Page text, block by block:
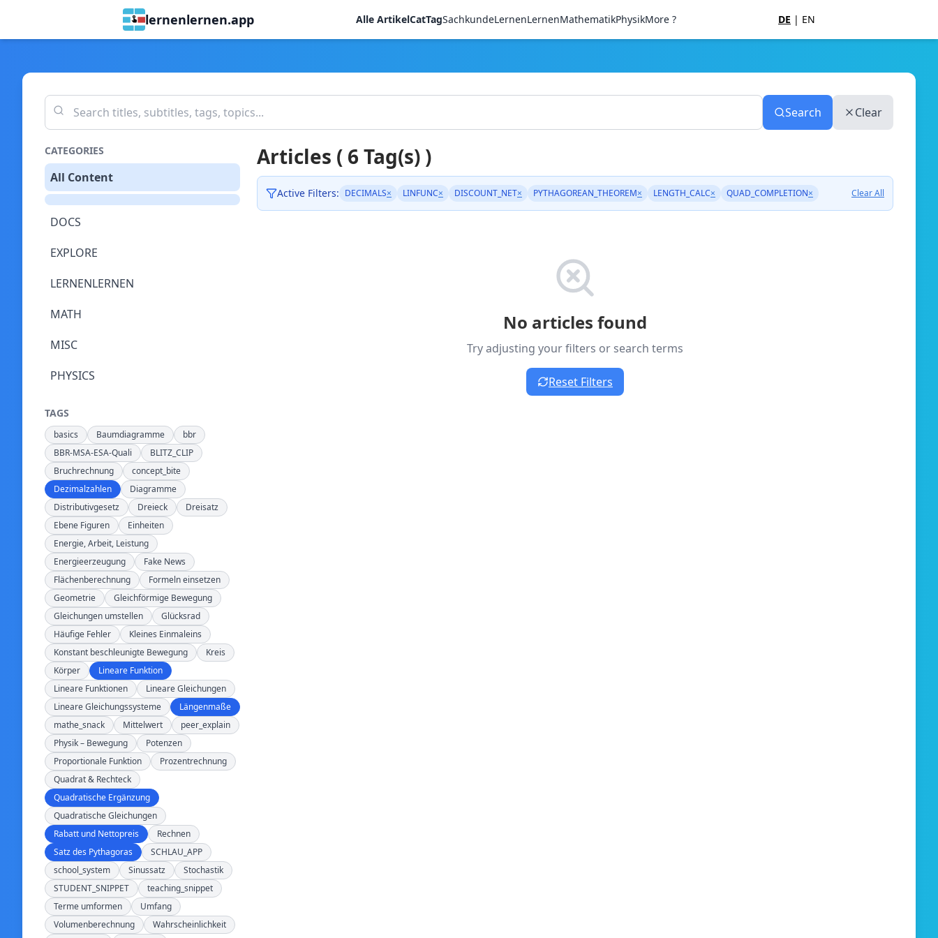
lernenlernen.app Alle ArtikelCatTagSachkundeLernenLernenMathematikPhysikMore ? DE | EN
Search Clear
CATEGORIES
All Content
DOCS
EXPLORE
LERNENLERNEN
MATH
MISC
PHYSICS
TAGS
basics Baumdiagramme
bbr
BBR-MSA-ESA-Quali
BLITZ_CLIP
Bruchrechnung
concept_bite
Dezimalzahlen
Diagramme
Distributivgesetz
Dreieck
Dreisatz
Ebene Figuren
Einheiten
Energie, Arbeit, Leistung
Energieerzeugung
Fake News
Flächenberechnung
Formeln einsetzen
Geometrie
Gleichförmige Bewegung
Gleichungen umstellen
Glücksrad
Häufige Fehler
Kleines Einmaleins
Konstant beschleunigte Bewegung
Kreis
Körper
Lineare Funktion
Lineare Funktionen
Lineare Gleichungen
Lineare Gleichungssysteme
Längenmaße
mathe_snack
Mittelwert
peer_explain
Physik – Bewegung
Potenzen
Proportionale Funktion
Prozentrechnung
Quadrat & Rechteck
Quadratische Ergänzung
Quadratische Gleichungen
Rabatt und Nettopreis
Rechnen
Satz des Pythagoras
SCHLAU_APP
school_system
Sinussatz
Stochastik
STUDENT_SNIPPET
teaching_snippet
Terme umformen
Umfang
Volumenberechnung
Wahrscheinlichkeit
Articles ( 6 Tag(s) )
Active Filters: DECIMALS× LINFUNC× DISCOUNT_NET× PYTHAGOREAN_THEOREM× LENGTH_CALC× QUAD_COMPLETION× Clear All
No articles found
Try adjusting your filters or search terms
Reset Filters